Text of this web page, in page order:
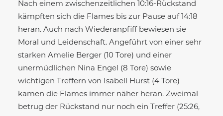
Nach einem zwischenzeitlichen 10:16-Rückstand
kämpften sich die Flames bis zur Pause auf 14:18
heran. Auch nach Wiederanpfiff bewiesen sie
Moral und Leidenschaft. Angeführt von einer sehr
starken Amelie Berger (10 Tore) und einer
unermüdlichen Nina Engel (8 Tore) sowie
wichtigen Treffern von Isabell Hurst (4 Tore)
kamen die Flames immer näher heran. Zweimal
betrug der Rückstand nur noch ein Treffer (25:26,